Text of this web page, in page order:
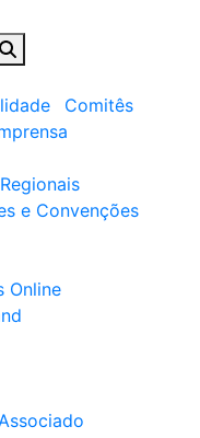
Comitês
e Convenções
Online